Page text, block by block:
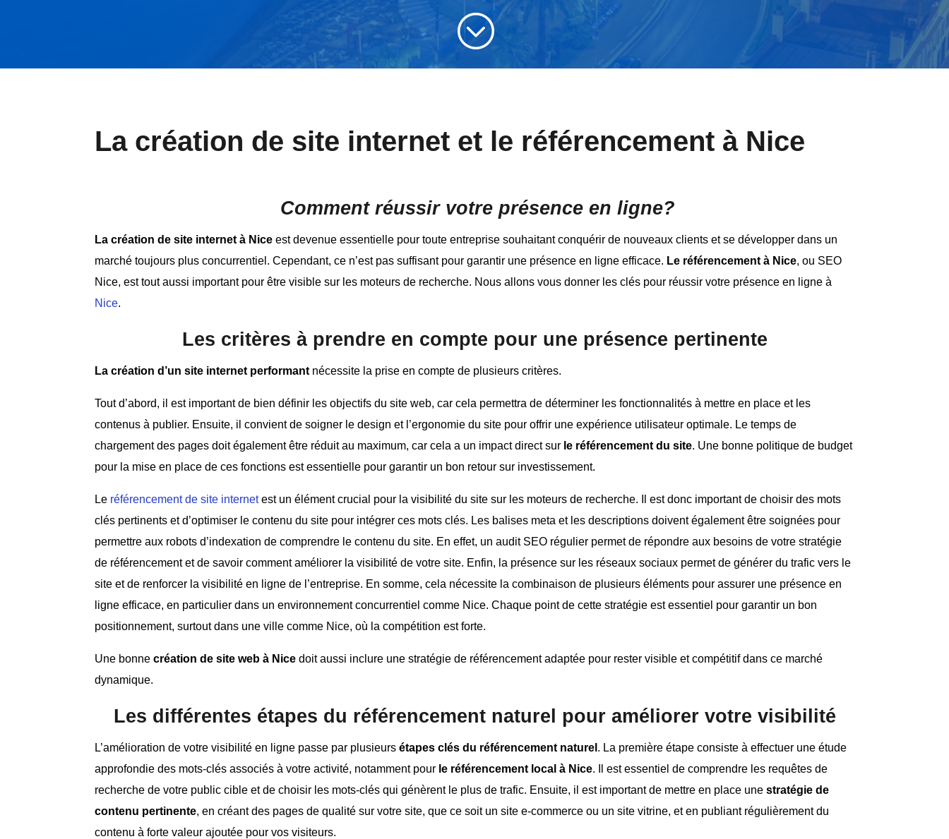
;
La création de site internet et le référencement à Nice
Comment réussir votre présence en ligne?
La création de site internet à Nice est devenue essentielle pour toute entreprise souhaitant conquérir de nouveaux clients et se développer dans un
marché toujours plus concurrentiel. Cependant, ce n’est pas suffisant pour garantir une présence en ligne efficace. Le référencement à Nice, ou SEO
Nice, est tout aussi important pour être visible sur les moteurs de recherche. Nous allons vous donner les clés pour réussir votre présence en ligne à
Nice.
Les critères à prendre en compte pour une présence pertinente
La création d’un site internet performant nécessite la prise en compte de plusieurs critères.
Tout d’abord, il est important de bien définir les objectifs du site web, car cela permettra de déterminer les fonctionnalités à mettre en place et les
contenus à publier. Ensuite, il convient de soigner le design et l’ergonomie du site pour offrir une expérience utilisateur optimale. Le temps de
chargement des pages doit également être réduit au maximum, car cela a un impact direct sur le référencement du site. Une bonne politique de budget
pour la mise en place de ces fonctions est essentielle pour garantir un bon retour sur investissement.
Le référencement de site internetest un élément crucial pour la visibilité du site sur les moteurs de recherche. Il est donc important de choisir des mots
clés pertinents et d’optimiser le contenu du site pour intégrer ces mots clés. Les balises meta et les descriptions doivent également être soignées pour
permettre aux robots d’indexation de comprendre le contenu du site. En effet, un audit SEO régulier permet de répondre aux besoins de votre stratégie
de référencement et de savoir comment améliorer la visibilité de votre site. Enfin, la présence sur les réseaux sociaux permet de générer du trafic vers le
site et de renforcer la visibilité en ligne de l’entreprise. En somme, cela nécessite la combinaison de plusieurs éléments pour assurer une présence en
ligne efficace, en particulier dans un environnement concurrentiel comme Nice. Chaque point de cette stratégie est essentiel pour garantir un bon
positionnement, surtout dans une ville comme Nice, où la compétition est forte.
Une bonnecréation de site web à Nice doit aussi inclure une stratégie de référencement adaptée pour rester visible et compétitif dans ce marché
dynamique.
Les différentes étapes du référencement naturel pour améliorer votre visibilité
L’amélioration de votre visibilité en ligne passe par plusieursétapes clés du référencement naturel . La première étape consiste à effectuer une étude
approfondie des mots-clés associés à votre activité, notamment pour le référencement local à Nice. Il est essentiel de comprendre les requêtes de
recherche de votre public cible et de choisir les mots-clés qui génèrent le plus de trafic. Ensuite, il est important de mettre en place unestratégie de
contenu pertinente, en créant des pages de qualité sur votre site, que ce soit un site e-commerce ou un site vitrine, et en publiant régulièrement du
contenu à forte valeur ajoutée pour vos visiteurs.